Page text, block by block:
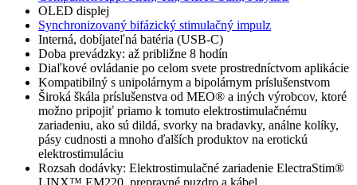
OLED displej
Synchronizovaný bifázický stimulačný impulz
Interná, dobíjateľná batéria (USB-C)
Doba prevádzky: až približne 8 hodín
Diaľkové ovládanie po celom svete prostredníctvom aplikácie
Kompatibilný s unipolárnym a bipolárnym príslušenstvom
Široká škála príslušenstva od MEO® a iných výrobcov, ktoré
možno pripojiť priamo k tomuto elektrostimulačnému
zariadeniu, ako sú dildá, svorky na bradavky, análne kolíky,
pásy cudnosti a mnoho ďalších produktov na erotickú
elektrostimuláciu
Rozsah dodávky: Elektrostimulačné zariadenie ElectraStim®